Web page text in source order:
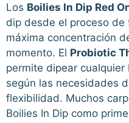
Los Boilies In Dip Red
dip desde el proceso
máxima concentración
momento. El Probiotic
permite dipear
según las necesidades
flexibilidad. Muchos
Boilies In Dip como